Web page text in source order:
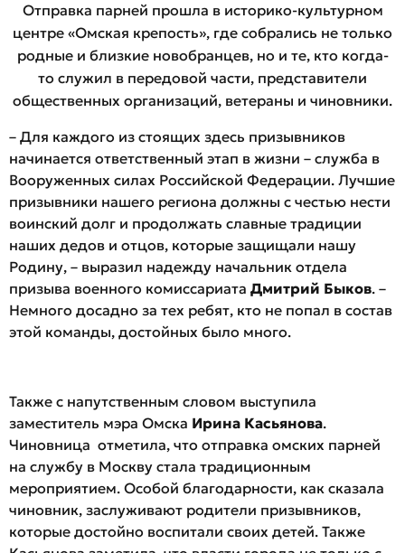
Отправка парней прошла в историко-культурном
центре «Омская крепость», где собрались не только
родные и близкие новобранцев, но и те, кто когда-
то служил в передовой части, представители
общественных организаций, ветераны и чиновники.
– Для каждого из стоящих здесь призывников
начинается ответственный этап в жизни – служба в
Вооруженных силах Российской Федерации. Лучшие
призывники нашего региона должны с честью нести
воинский долг и продолжать славные традиции
наших дедов и отцов, которые защищали нашу
Родину, – выразил надежду начальник отдела
призыва военного комиссариата Дмитрий Быков. –
Немного досадно за тех ребят, кто не попал в состав
этой команды, достойных было много.
Также с напутственным словом выступила
заместитель мэра Омска Ирина Касьянова.
Чиновница отметила, что отправка омских парней
на службу в Москву стала традиционным
мероприятием. Особой благодарности, как сказала
чиновник, заслуживают родители призывников,
которые достойно воспитали своих детей. Также